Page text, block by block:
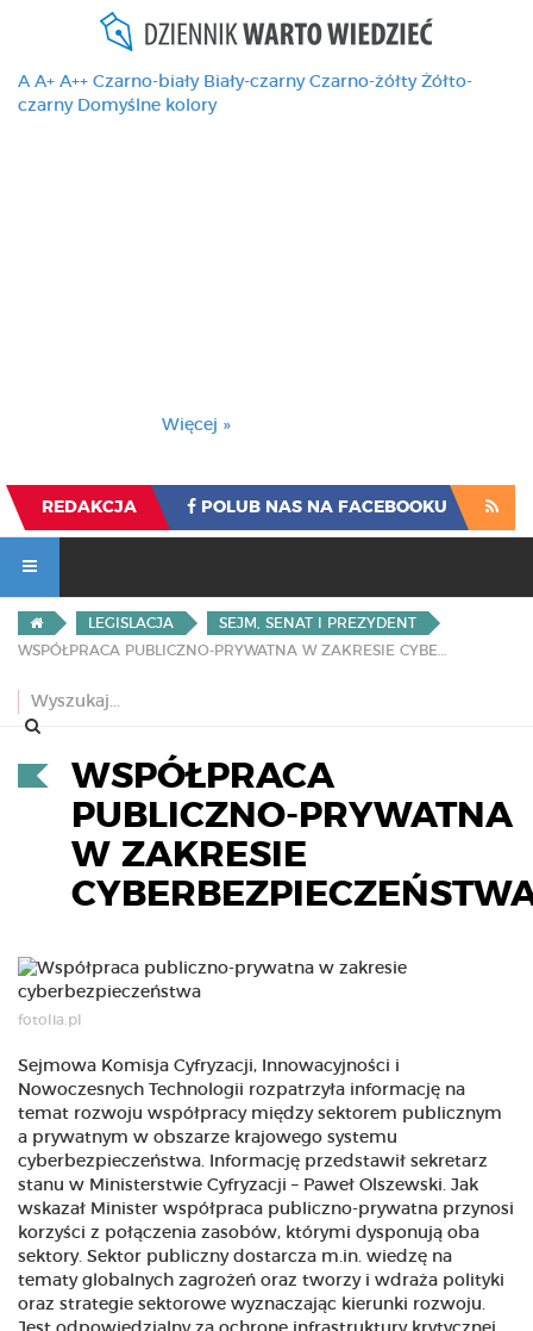
A A+ A++ Czarno-biały Biały-czarny Czarno-żółty Żółto-
czarny Domyślne kolory
Więcej »
REDAKCJA POLUB NAS NA FACEBOOKU
LEGISLACJA
SEJM, SENAT I PREZYDENT
WSPÓŁPRACA
PUBLICZNO-PRYWATNA
W ZAKRESIE
fotolia.pl
Sejmowa Komisja Cyfryzacji, Innowacyjności i
Nowoczesnych Technologii rozpatrzyła informację na
temat rozwoju współpracy między sektorem publicznym
a prywatnym w obszarze krajowego systemu
cyberbezpieczeństwa. Informację przedstawił sekretarz
stanu w Ministerstwie Cyfryzacji – Paweł Olszewski. Jak
wskazał Minister współpraca publiczno-prywatna przynosi
korzyści z połączenia zasobów, którymi dysponują oba
sektory. Sektor publiczny dostarcza m.in. wiedzę na
tematy globalnych zagrożeń oraz tworzy i wdraża polityki
oraz strategie sektorowe wyznaczając kierunki rozwoju.